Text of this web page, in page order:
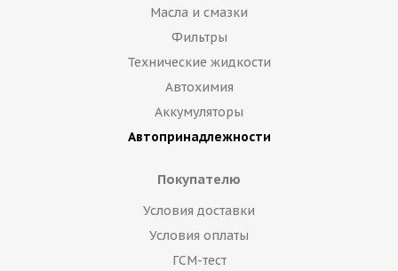
Масла и смазки
Фильтры
Технические жидкости
Автохимия
Аккумуляторы
Автопринадлежности
Покупателю
Условия доставки
Условия оплаты
ГСМ-тест